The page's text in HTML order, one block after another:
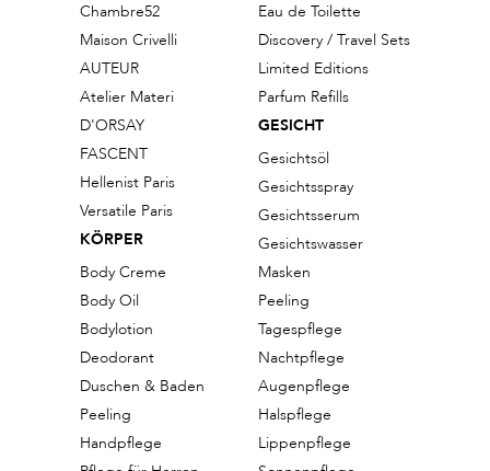
Chambre52
Maison Crivelli
AUTEUR
Atelier Materi
D'ORSAY
FASCENT
Hellenist Paris
Versatile Paris
KÖRPER
Body Creme
Body Oil
Bodylotion
Deodorant
Duschen & Baden
Peeling
Handpflege
Eau de Toilette
Discovery / Travel Sets
Limited Editions
Parfum Refills
GESICHT
Gesichtsöl
Gesichtsspray
Gesichtsserum
Gesichtswasser
Masken
Peeling
Tagespflege
Nachtpflege
Augenpflege
Halspflege
Lippenpflege